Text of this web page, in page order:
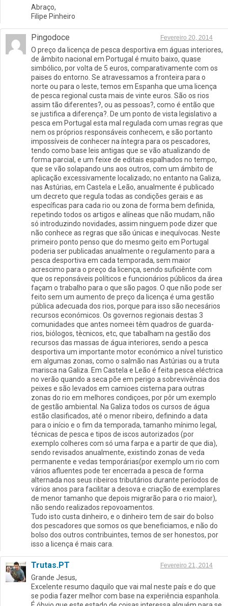
Abraço,
Filipe Pinheiro
Pingodoce Fevereiro 20, 2014
O preço da licença de pesca desportiva em águas interiores,
de âmbito nacional em Portugal é muito baixo, quase
simbólico, por volta de 5 euros, comparativamente com os
paises do entorno. Se atravessamos a fronteira para o
norte ou para o leste, temos em Espanha que uma licença
de pesca regional custa mais de vinte euros. São os rios
assim tão diferentes?, ou as pessoas?, como é então que
se justifica a diferença?. De um ponto de vista legislativo a
pesca em Portugal esta mal regulada com umas regras que
nem os próprios responsáveis conhecem, e são portanto
impossíveis de conhecer na íntegra para os pescadores,
tendo como base leis antigas que se vão atualizando de
forma parcial, e um feixe de editais espalhados no tempo,
que se vão solapando uns aos outros, com um ámbito de
aplicação excessivamente localizado; no entanto na Galiza,
nas Astúrias, em Castela e Leão, anualmente é publicado
um decreto que regula todas as condições gerais e as
específicas para cada rio ou zona de forma bem definida,
repetindo todos os artigos e alíneas que não mudam, não
só introduzindo novidades, assim ninguem pode dizer que
não conhece as regras que são únicas e inequívocas. Neste
primeiro ponto penso que do mesmo geito em Portugal
poderia ser publicadas anualmente o regulamento para a
pesca desportiva em cada temporada, sem maior
acrescimo para o preço da licença, sendo suficiênte com
que os reponsáveis políticos e funcionários públicos da área
façam o trabalho para o que são pagos. O que não pode ser
feito sem um aumento de preço da licença é uma gestão
pública adecuada dos rios, porque para isso são necesários
recursos económicos. Os governos regionais destas 3
comunidades que antes nomeei têm quadros de guarda-
rios, biólogos, tècnicos, etc, que tabalham na gestão dos
recursos das massas de água interiores, sendo a pesca
desportiva um importante motor económico a nível turistico
em algumas zonas, como o salmão nas Astúrias ou a truta
marisca na Galiza. Em Castela e Leão é feita pesca eléctrica
no verão quando a seca põe em perigo a sobrevivência dos
peixes e são levados em camioes cisterna para outras
zonas do rio em melhores condiçoes, por pôr um exemplo
de gestão ambiental. Na Galiza todos os cursos de água
estão clasificados, até o menor ribeiro, definindo a data
para o início e o fim da temporada, tamanho mínimo legal,
técnicas de pesca e tipos de iscos autorizados (por
exemplo colheres com só uma farpa e a partir de que dia),
sendo revisados anualmente, existindo zonas de veda
permanente e vedas temporárias(por exemplo um rio com
vários afluentes pode ter encerrada a pesca de forma
alternada nos seus ribeiros tributários durante períodos de
vários anos para facilitar a desova e criação de exemplares
de menor tamanho que depois migrarão para o rio maior),
não sendo realizados repovoamentos.
Tudo isto custa dinheiro, e o dinheiro tem de sair do bolso
dos pescadores que somos os que beneficiamos, e não do
bolso dos outros contribuintes, temos de ser honestos, por
isso a licença é mais cara.
Trutas.PT Fevereiro 21, 2014
Grande Jesus,
Excelente resumo daquilo que vai mal neste país e do que
se podia fazer melhor com base na experiência espanhola.